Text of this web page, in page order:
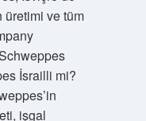
üretimi ve tüm
İsrailli mi?
işgal